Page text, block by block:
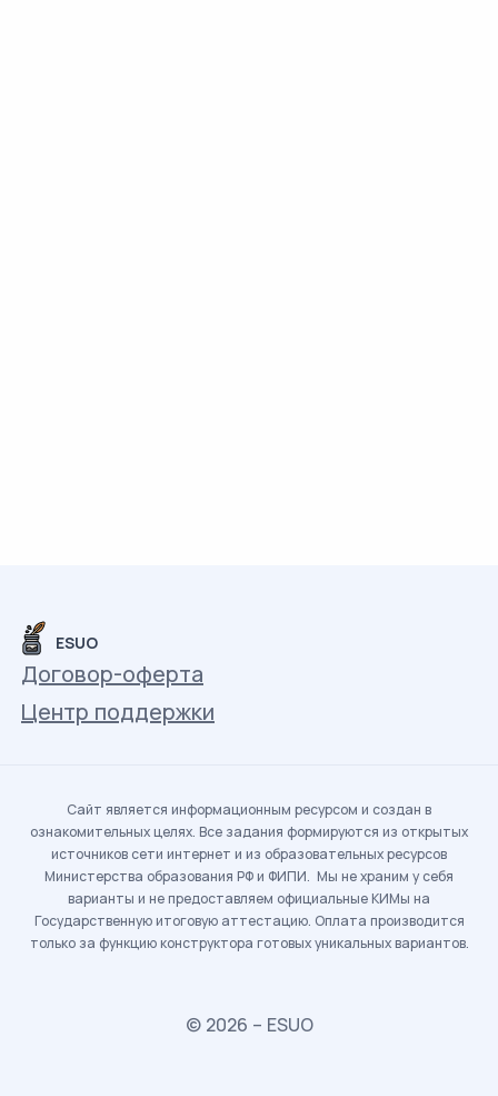
ESUO
Договор-оферта
Центр поддержки
Сайт является информационным ресурсом и создан в
ознакомительных целях. Все задания формируются из открытых
источников сети интернет и из образовательных ресурсов
Министерства образования РФ и ФИПИ. Мы не храним у себя
варианты и не предоставляем официальные КИМы на
Государственную итоговую аттестацию. Оплата производится
только за функцию конструктора готовых уникальных вариантов.
© 2026 – ESUO